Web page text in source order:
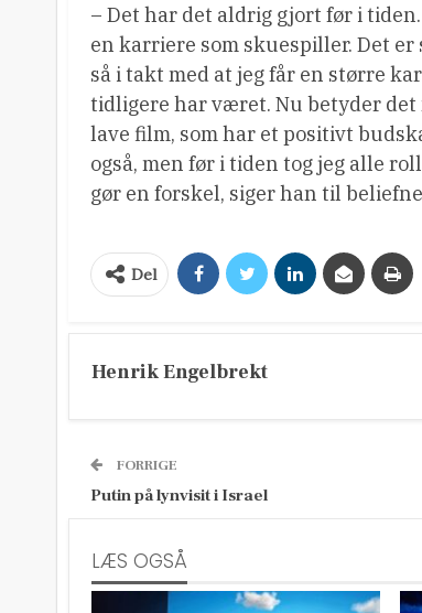
– Det har det aldrig gjort før i
en karriere som skuespiller. Det
så i takt med at jeg får en større
tidligere har været. Nu betyder
lave film, som har et positivt
også, men før i tiden tog jeg alle
gør en forskel, siger han til
Del
Henrik Engelbrekt
FORRIGE
Putin på lynvisit i Israel
LÆS OGSÅ